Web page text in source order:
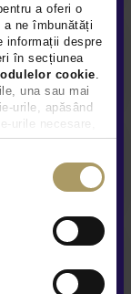
a oferi o
a ne îmbunătăți
informații despre
în secțiunea
cookie
una sau mai
urile, apăsând
urile necesare,
în vigoare.